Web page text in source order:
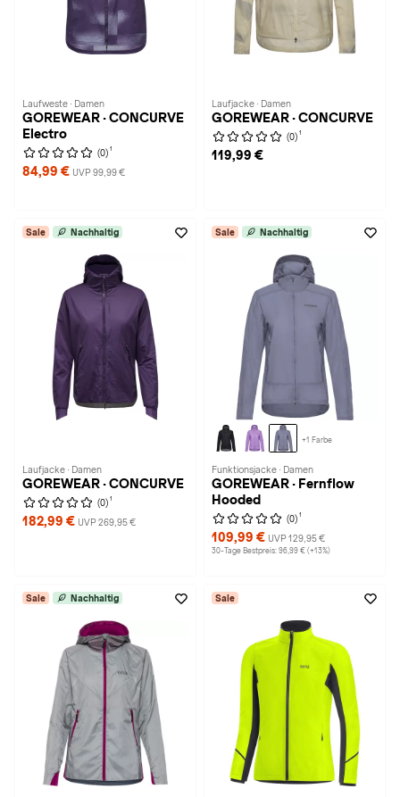
Laufweste · Damen
GOREWEAR · CONCURVE
Electro
(0) 1
84,99 € UVP 99,99 €
Laufjacke · Damen
GOREWEAR · CONCURVE
(0) 1
119,99 €
Sale Nachhaltig
Laufjacke · Damen
GOREWEAR · CONCURVE
(0) 1
182,99 € UVP 269,95 €
Sale Nachhaltig
+1 Farbe
Funktionsjacke · Damen
GOREWEAR · Fernflow
Hooded
(0) 1
109,99 € UVP 129,95 €
30-Tage Bestpreis: 96,99 € (+13%)
Sale Nachhaltig Sale